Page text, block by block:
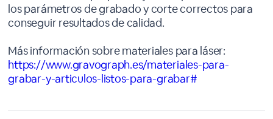
los parámetros de grabado y corte correctos para
conseguir resultados de calidad.
Más información sobre materiales para láser:
https://www.gravograph.es/materiales-para-
grabar-y-articulos-listos-para-grabar#